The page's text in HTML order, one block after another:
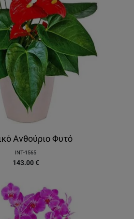
Ανθούριο Φυτό
INT-1565
143.00 €